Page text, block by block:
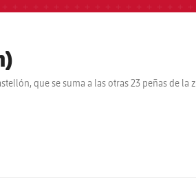
que se suma a las otras 23 peñas de la